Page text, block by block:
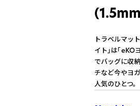
トラベルマッ
イト」は「
でバッグに収
チなど今やヨ
人気のひとつ。